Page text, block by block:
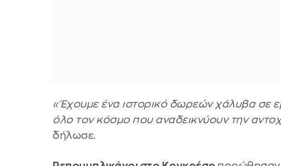
«Έχουμε ένα ιστορικό δωρεών χάλυβα σε
όλο τον κόσμο που αναδεικνύουν την
δήλωσε.